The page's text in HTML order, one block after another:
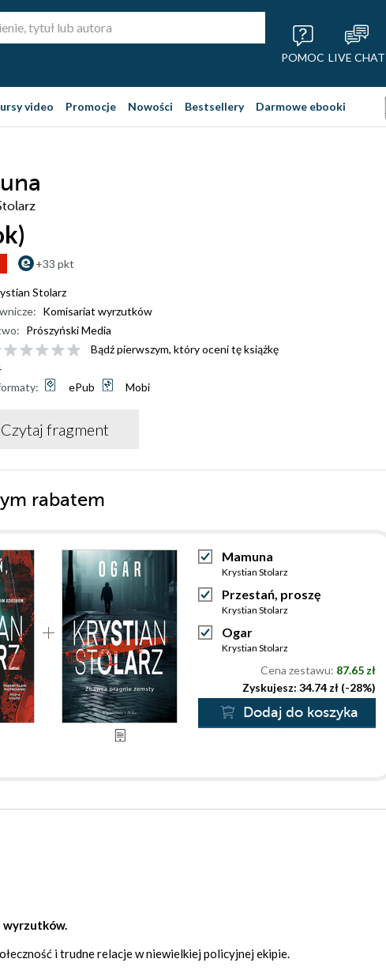
POMOC LIVE CHAT
video Promocje Nowości Bestsellery Darmowe ebooki
+33 pkt
Stolarz
Komisariat wyrzutków
Prószyński Media
Bądź pierwszym, który oceni tę książkę
ePub Mobi
Czytaj fragment
rabatem
Mamuna
Krystian Stolarz
Przestań, proszę
Krystian Stolarz
Ogar
Krystian Stolarz
Cena zestawu: 87.65 zł
Zyskujesz: 34.74 zł (-28%)
Dodaj do koszyka
wyrzutków.
i trudne relacje w niewielkiej policyjnej ekipie.